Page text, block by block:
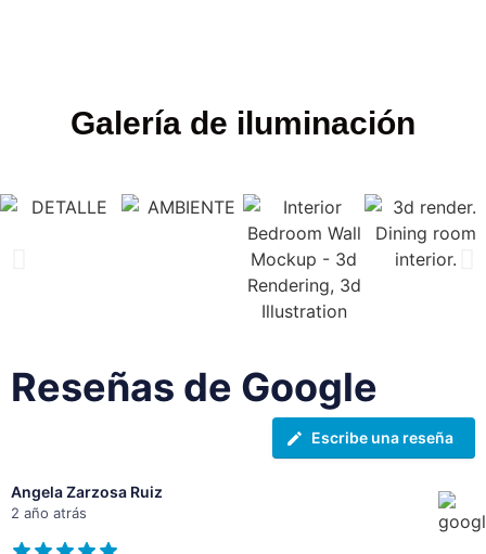
Galería de iluminación
Reseñas de Google
Escribe una reseña
Angela Zarzosa Ruiz
2 año atrás